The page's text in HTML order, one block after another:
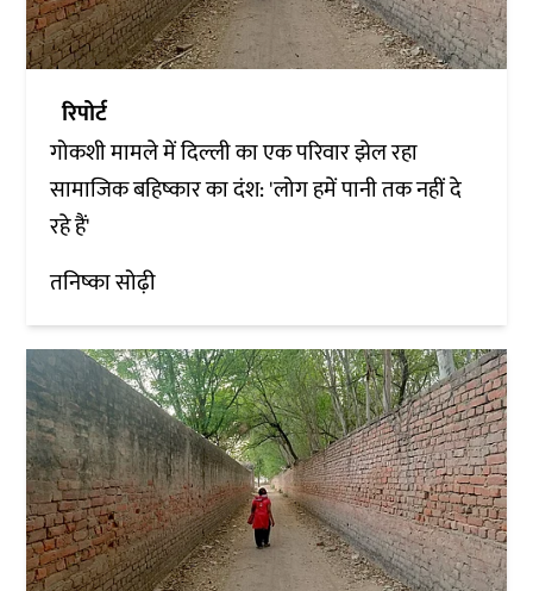
रिपोर्ट
गोकशी मामले में दिल्ली का एक परिवार झेल रहा
सामाजिक बहिष्कार का दंश: 'लोग हमें पानी तक नहीं दे
रहे हैं'
तनिष्का सोढ़ी